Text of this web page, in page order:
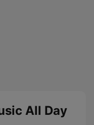
All Day